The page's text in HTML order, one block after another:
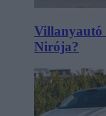
Villanyautó
Nirója?